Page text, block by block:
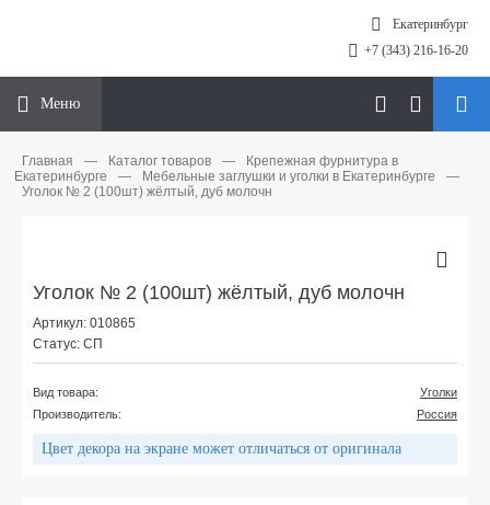
Екатеринбург
+7 (343) 216-16-20
Меню
Главная — Каталог товаров —
Крепежная фурнитура в
Екатеринбурге
— Мебельные заглушки и уголки в Екатеринбурге
—
Уголок № 2 (100шт) жёлтый, дуб молочн
Уголок № 2 (100шт) жёлтый, дуб молочн
Артикул: 010865
Статус: СП
Вид товара:
Уголки
Производитель:
Россия
Цвет декора на экране может отличаться от оригинала